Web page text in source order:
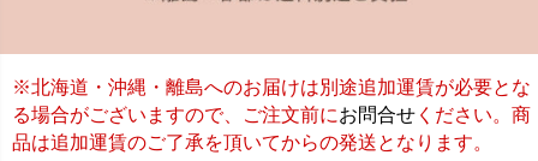
※北海道・沖縄・離島へのお届けは別途追加運賃が必要とな
る場合がございますので、ご注文前にお問合せ ください。商
品は追加運賃のご了承を頂いてからの発送となります。